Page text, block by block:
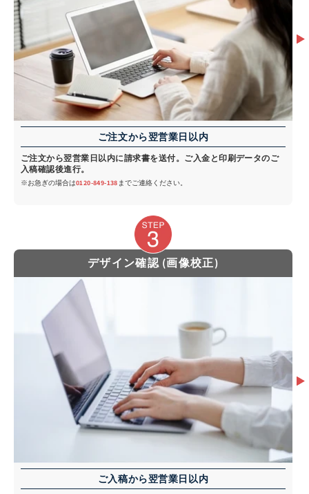
ご注文から翌営業日以内
ご注文から翌営業日以内に請求書を送付。ご入金と印刷データのご
入稿確認後進行。
※お急ぎの場合は0120-849-138 までご連絡ください。
デザイン確認 (画像校正)
ご入稿から翌営業日以内